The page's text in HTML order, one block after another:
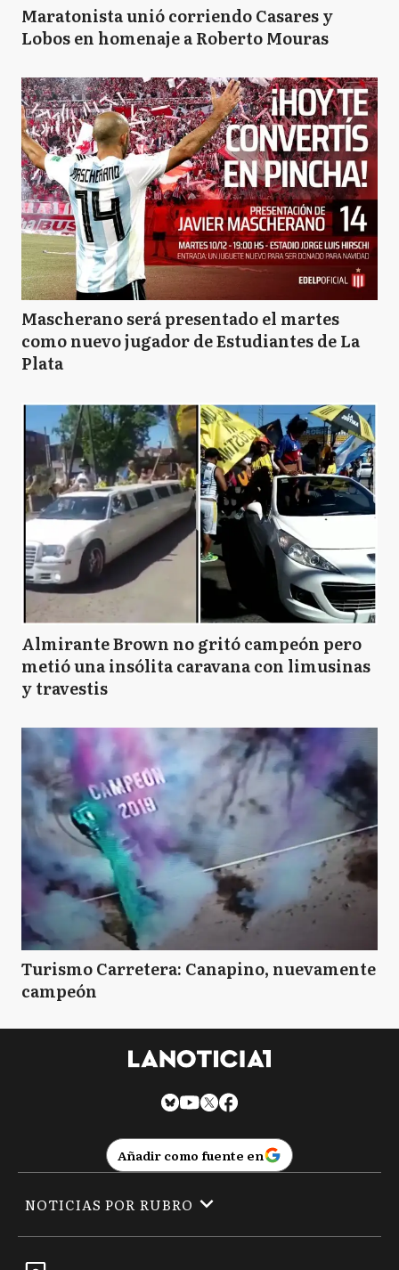
Maratonista unió corriendo Casares y
Lobos en homenaje a Roberto Mouras
Mascherano será presentado el martes
como nuevo jugador de Estudiantes de La
Plata
Almirante Brown no gritó campeón pero
metió una insólita caravana con limusinas
y travestis
Turismo Carretera: Canapino, nuevamente
campeón
Añadir como fuente en
NOTICIAS POR RUBRO